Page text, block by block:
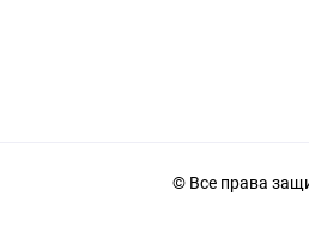
© Все права